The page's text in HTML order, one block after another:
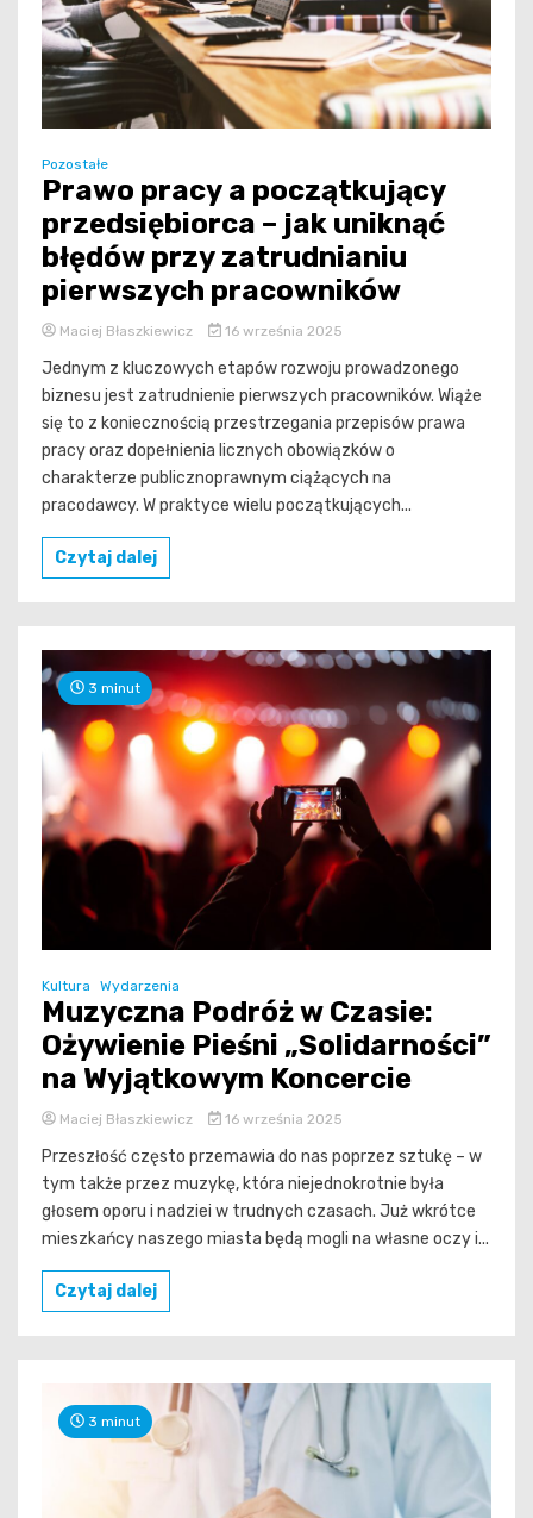
Pozostałe
Prawo pracy a początkujący
przedsiębiorca – jak uniknąć
błędów przy zatrudnianiu
pierwszych pracowników
Maciej Błaszkiewicz 16 września 2025
Jednym z kluczowych etapów rozwoju prowadzonego
biznesu jest zatrudnienie pierwszych pracowników. Wiąże
się to z koniecznością przestrzegania przepisów prawa
pracy oraz dopełnienia licznych obowiązków o
charakterze publicznoprawnym ciążących na
pracodawcy. W praktyce wielu początkujących...
Czytaj dalej
3 minut
Kultura Wydarzenia
Muzyczna Podróż w Czasie:
Ożywienie Pieśni „Solidarności”
na Wyjątkowym Koncercie
Maciej Błaszkiewicz 16 września 2025
Przeszłość często przemawia do nas poprzez sztukę – w
tym także przez muzykę, która niejednokrotnie była
głosem oporu i nadziei w trudnych czasach. Już wkrótce
mieszkańcy naszego miasta będą mogli na własne oczy i...
Czytaj dalej
3 minut